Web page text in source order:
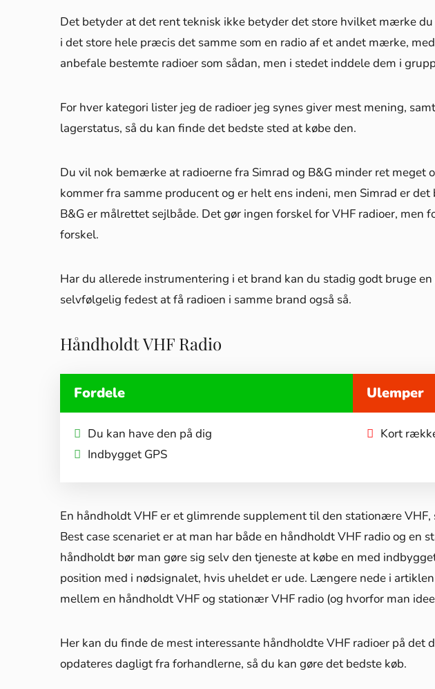
Det betyder at det rent teknisk ikke betyder det store hvilket mærke
i det store hele præcis det samme som en radio af et andet mærke,
anbefale bestemte radioer som sådan, men i stedet inddele dem i
For hver kategori lister jeg de radioer jeg synes giver mest mening,
lagerstatus, så du kan finde det bedste sted at købe den.
Du vil nok bemærke at radioerne fra Simrad og B&G minder ret
kommer fra samme producent og er helt ens indeni, men Simrad er
B&G er målrettet sejlbåde. Det gør ingen forskel for VHF radioer, men
forskel.
Har du allerede instrumentering i et brand kan du stadig godt bruge
selvfølgelig fedest at få radioen i samme brand også så.
Håndholdt VHF Radio
Fordele
Du kan have den på dig
Indbygget GPS
Ulemper
Kort
En håndholdt VHF er et glimrende supplement til den stationære VHF,
Best case scenariet er at man har både en håndholdt VHF radio og en
håndholdt bør man gøre sig selv den tjeneste at købe en med
position med i nødsignalet, hvis uheldet er ude. Længere nede i
mellem en håndholdt VHF og stationær VHF radio (og hvorfor man
Her kan du finde de mest interessante håndholdte VHF radioer på det
opdateres dagligt fra forhandlerne, så du kan gøre det bedste køb.